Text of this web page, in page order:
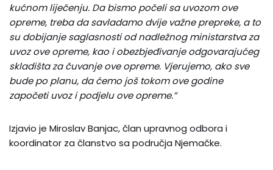
kućnom liječenju. Da bismo počeli sa uvozom ove
opreme, treba da savladamo dvije važne prepreke, a to
su dobijanje saglasnosti od nadležnog ministarstva za
uvoz ove opreme, kao i obezbjeđivanje odgovarajućeg
skladišta za čuvanje ove opreme. Vjerujemo, ako sve
bude po planu, da ćemo još tokom ove godine
započeti uvoz i podjelu ove opreme.”
Izjavio je Miroslav Banjac, član upravnog odbora i
koordinator za članstvo sa područja Njemačke.